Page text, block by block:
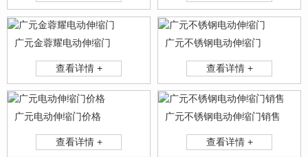
广元金蓉耀电动伸缩门
查看详情 +
广元不锈钢电动伸缩门
查看详情 +
广元电动伸缩门价格
查看详情 +
广元不锈钢电动伸缩门销售
查看详情 +